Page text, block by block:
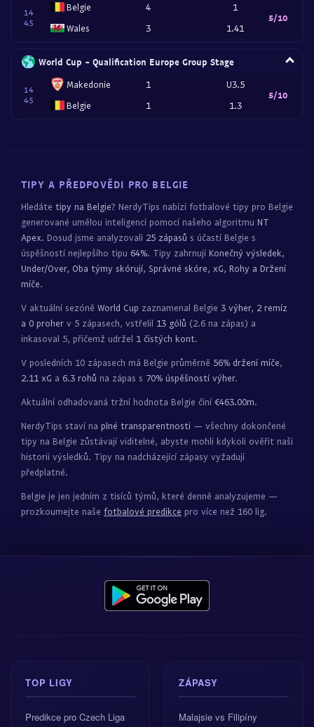
14
45
Belgie
Wales
4
3
1
1.41
5/10
World Cup - Qualification Europe Group Stage
14
45
Makedonie
Belgie
1
1
U3.5
1.3
5/10
TIPY A PŘEDPOVĚDI PRO BELGIE
Hledáte tipy na Belgie? NerdyTips nabízí fotbalové tipy pro Belgie
generované umělou inteligencí pomocí našeho algoritmu NT
Apex. Dosud jsme analyzovali 25 zápasů s účastí Belgie s
úspěšností nejlepšího tipu 64%. Tipy zahrnují Konečný výsledek,
Under/Over, Oba týmy skórují, Správné skóre, xG, Rohy a Držení
míče.
V aktuální sezóně World Cup zaznamenal Belgie 3 výher, 2 remíz
a 0 proher v 5 zápasech, vstřelil 13 gólů (2.6 na zápas) a
inkasoval 5, přičemž udržel 1 čistých kont.
V posledních 10 zápasech má Belgie průměrně 56% držení míče,
2.11 xG a 6.3 rohů na zápas s 70% úspěšností výher.
Aktuální odhadovaná tržní hodnota Belgie činí €463.00m.
NerdyTips staví na plné transparentnosti — všechny dokončené
tipy na Belgie zůstávají viditelné, abyste mohli kdykoli ověřit naši
historii výsledků. Tipy na nadcházející zápasy vyžadují
předplatné.
Belgie je jen jedním z tisíců týmů, které denně analyzujeme —
prozkoumejte naše fotbalové predikce pro více než 160 lig.
TOP LIGY
Predikce pro Czech Liga
ZÁPASY
Malajsie vs Filipíny